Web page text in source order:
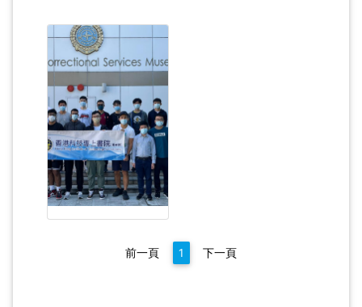
前一頁 1 下一頁